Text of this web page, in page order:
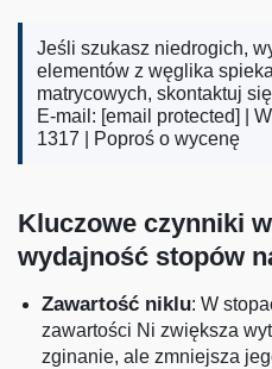
Jeśli szukasz niedrogich,
elementów z węglika
matrycowych, skontaktuj
E-mail: [email protected]
|
1317 |
Poproś o wycenę
Kluczowe czynniki
wydajność stopów
Zawartość niklu: W
zawartości Ni zwiększa
zginanie, ale zmniejsza